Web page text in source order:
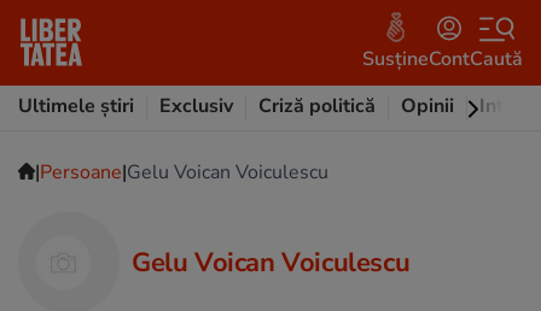
SusțineContCaută
Ultimele știri
Exclusiv Criză politică Opinii
|Persoane|Gelu Voican Voiculescu
Gelu Voican Voiculescu